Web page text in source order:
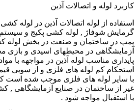
کاربرد لوله و اتصالات آذین
استفاده از لوله اتصالات آذین در لوله
گرمایش شوفاژ , لوله کشی پکیج و
پمپ در ساختمان و صنعت در بخش لوله
آزمایشگاهی در محیطهای اسیدی و بازی
پایداری مناسب لوله آذین در مواجهه با
استحکام کم لوله های فلزی و از سویی
با سایر لوله های فلزی موجب شده است که
غیر از ساختمان در صنایع آزمایشگاهی ,
با استقبال مواجه شود .